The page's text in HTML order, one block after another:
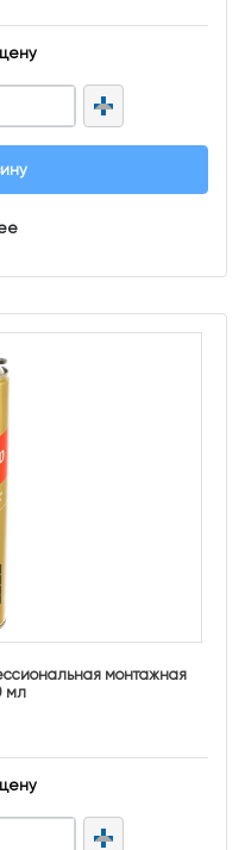
монтажная
мл